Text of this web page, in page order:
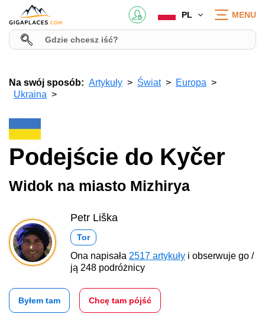
PL MENU
Na swój sposób: Artykuły Świat
Europa
Ukraina
Podejście do Kyčer
Widok na miasto Mizhirya
Petr Liška
Tor
Ona napisała 2517 artykuły i obserwuje go /
ją 248 podróżnicy
Byłem tam Chcę tam pójść